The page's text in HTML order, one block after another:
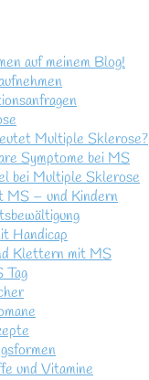
auf meinem Blog!
Multiple Sklerose?
Symptome bei MS
bei Multiple Sklerose
MS – und Kindern
Handicap
Klettern mit MS
und Vitamine